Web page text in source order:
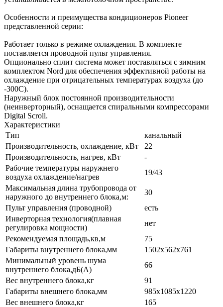
Особенности и преимущества кондиционеров Pioneer
представленной серии:
Работает только в режиме охлаждения. В комплекте
поставляется проводной пульт управления.
Опционально сплит система может поставляться с зимним
комплектом Nord для обеспечения эффективной работы на
охлаждение при отрицательных температурах воздуха (до
-300С).
Наружный блок постоянной производительности
(неинверторный), оснащается спиральными компрессорами
Digital Scroll.
Характеристики
Тип
канальный
Производительность, охлаждение, кВт
22
Производительность, нагрев, кВт
-
Рабочие температуры наружнего
воздуха охлаждение/нагрев
19/43
Максимальная длина трубопровода от
наружного до внутреннего блока,м:
30
Пульт управления (проводной)
есть
Инверторная технология(плавная
регулировка мощности)
нет
Рекомендуемая площадь,кв,м
75
Габариты внутреннего блока,мм
1502x562x761
Минимальный уровень шума
внутреннего блока,дБ(А)
66
Вес внутреннего блока,кг
91
Габариты внешнего блока,мм
985х1085х1220
Вес внешнего блока,кг
165